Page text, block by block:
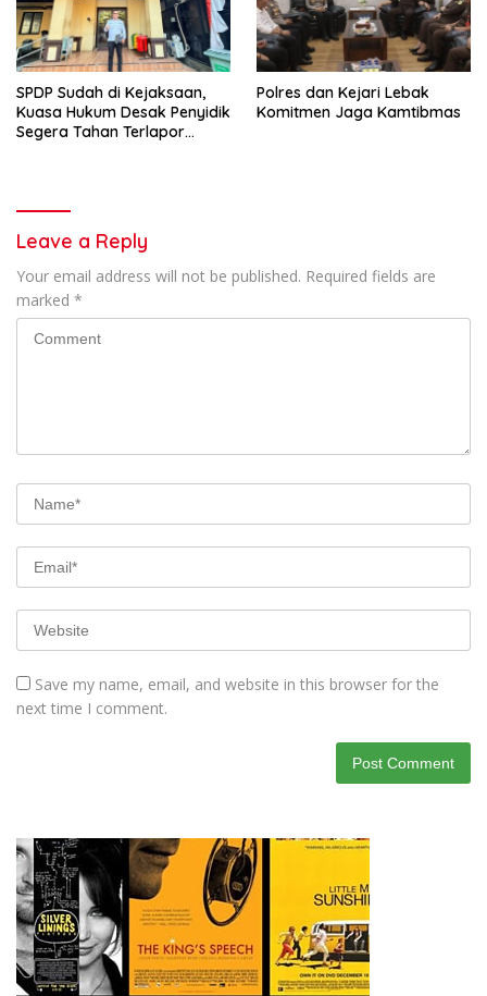
SPDP Sudah di Kejaksaan,
Kuasa Hukum Desak Penyidik
Segera Tahan Terlapor
Polres dan Kejari Lebak
Komitmen Jaga Kamtibmas
Leave a Reply
Your email address will not be published. Required fields are
marked *
Save my name, email, and website in this browser for the
next time I comment.